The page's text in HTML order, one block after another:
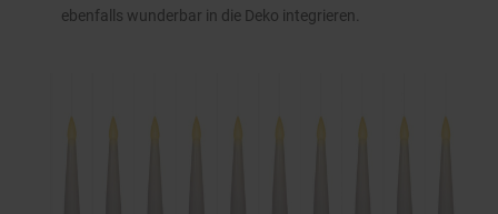
ebenfalls wunderbar in die Deko integrieren.